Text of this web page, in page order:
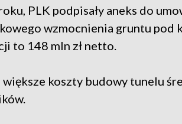
PLK podpisały aneks do
wzmocnienia gruntu pod
to 148 mln zł netto.
większe koszty budowy tunelu